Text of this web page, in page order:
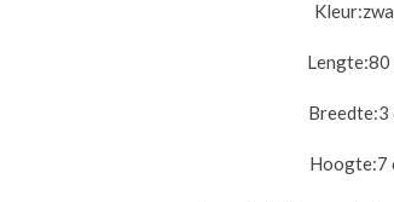
Kleur:
Lengte:80
Breedte:3
Hoogte:7